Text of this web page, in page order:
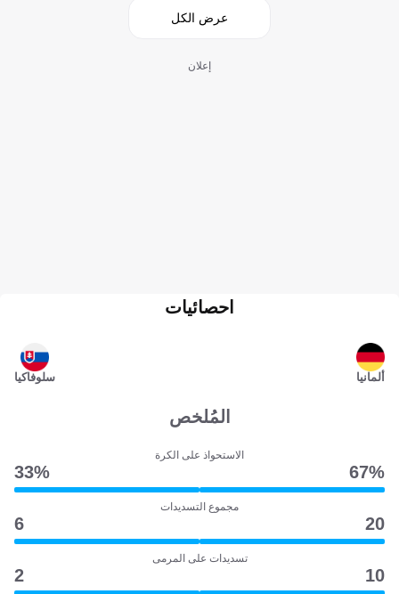
عرض الكل
إعلان
ألمانيا
احصائيات
سلوفاكيا
المُلخص
الاستحواذ على الكرة
67‎%‎
33‎%‎
مجموع التسديدات
20
6
تسديدات على المرمى
10
2